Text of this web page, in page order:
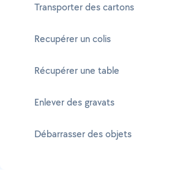
Transporter des cartons
Recupérer un colis
Récupérer une table
Enlever des gravats
Débarrasser des objets